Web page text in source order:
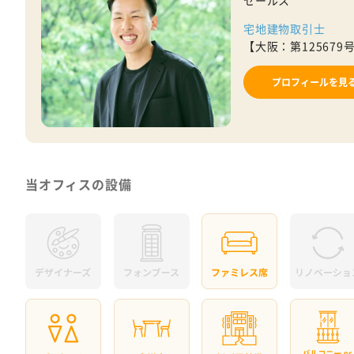
宅地建物取引士
【大阪：第125679
プロフィールを見
当オフィスの設備